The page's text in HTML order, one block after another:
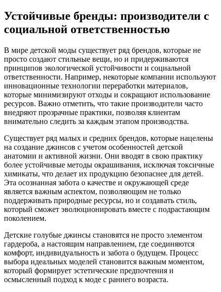
Устойчивые бренды: производители с
социальной ответственностью
В мире детской моды существует ряд брендов, которые не
просто создают стильные вещи, но и придерживаются
принципов экологической устойчивости и социальной
ответственности. Например, некоторые компании используют
инновационные технологии переработки материалов,
которые минимизируют отходы и сокращают использование
ресурсов. Важно отметить, что такие производители часто
внедряют прозрачные практики, позволяя клиентам
внимательно следить за каждым этапом производства.
Существует ряд малых и средних брендов, которые нацелены
на создание джинсов с учетом особенностей детской
анатомии и активной жизни. Они вводят в свою практику
более устойчивые методы окрашивания, исключая токсичные
химикаты, что делает их продукцию безопаснее для детей.
Эта осознанная забота о качестве и окружающей среде
является важным аспектом, позволяющим не только
поддерживать природные ресурсы, но и создавать стиль,
который сможет эволюционировать вместе с подрастающим
поколением.
Детские голубые джинсы становятся не просто элементом
гардероба, а настоящим направлением, где соединяются
комфорт, индивидуальность и забота о будущем. Процесс
выбора идеальных моделей становится важным моментом,
который формирует эстетические предпочтения и
осмысленный подход к моде с раннего возраста.